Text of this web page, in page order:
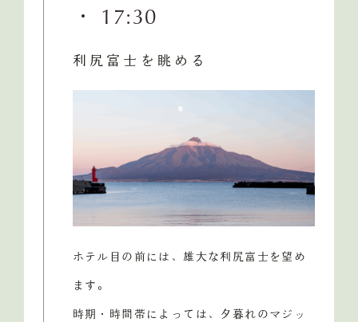
・ 17:30
利尻富士を眺める
ホテル目の前には、雄大な利尻富士を望め
ます。
時期・時間帯によっては、夕暮れのマジッ